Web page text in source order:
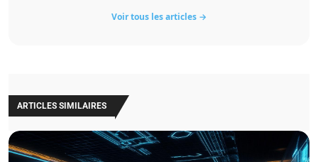
Voir tous les articles →
ARTICLES SIMILAIRES